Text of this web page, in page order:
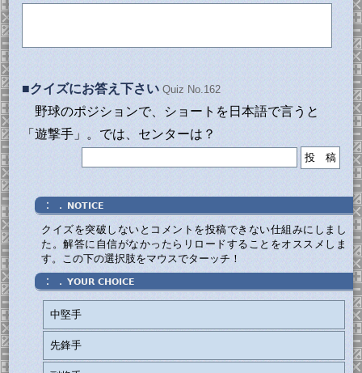
■クイズにお答え下さい Quiz No.162
野球のポジションで、ショートを日本語で言うと
「遊撃手」。では、センターは？
：． NOTICE
クイズを突破しないとコメントを投稿できない仕組みにしまし
た。解答に自信がなかったらリロードすることをオススメしま
す。この下の選択肢をマウスでターッチ！
：．YOUR CHOICE
中堅手
先鋒手